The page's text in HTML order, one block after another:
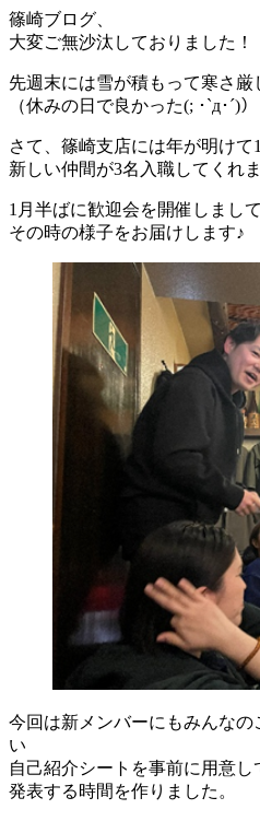
篠崎ブログ、
大変ご無沙汰しておりました！
先週末には雪が積もって寒さ厳
（休みの日で良かった(; ･`д･´)）
さて、篠崎支店には年が明けて
新しい仲間が3名入職してくれ
1月半ばに歓迎会を開催しまして
その時の様子をお届けします♪
今回は新メンバーにもみんな
い
自己紹介シートを事前に用意し
発表する時間を作りました。